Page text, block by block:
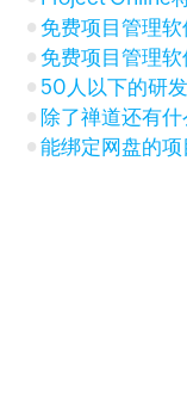
免费项目管理
免费项目管理
50人以下的研
除了禅道还有
能绑定网盘的